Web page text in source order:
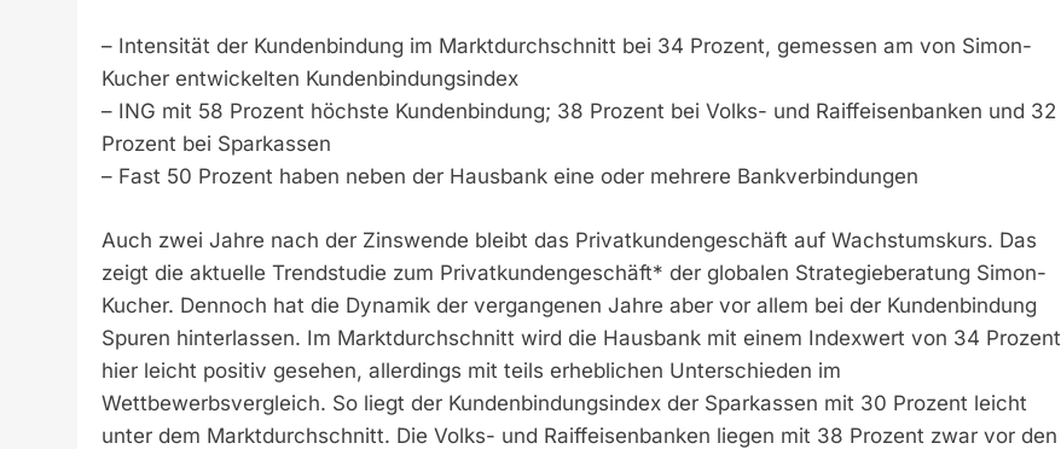
– Intensität der Kundenbindung im Marktdurchschnitt bei 34 Prozent, gemessen am von Simon-
Kucher entwickelten Kundenbindungsindex
– ING mit 58 Prozent höchste Kundenbindung; 38 Prozent bei Volks- und Raiffeisenbanken und 32
Prozent bei Sparkassen
– Fast 50 Prozent haben neben der Hausbank eine oder mehrere Bankverbindungen
Auch zwei Jahre nach der Zinswende bleibt das Privatkundengeschäft auf Wachstumskurs. Das
zeigt die aktuelle Trendstudie zum Privatkundengeschäft* der globalen Strategieberatung Simon-
Kucher. Dennoch hat die Dynamik der vergangenen Jahre aber vor allem bei der Kundenbindung
Spuren hinterlassen. Im Marktdurchschnitt wird die Hausbank mit einem Indexwert von 34 Prozent
hier leicht positiv gesehen, allerdings mit teils erheblichen Unterschieden im
Wettbewerbsvergleich. So liegt der Kundenbindungsindex der Sparkassen mit 30 Prozent leicht
unter dem Marktdurchschnitt. Die Volks- und Raiffeisenbanken liegen mit 38 Prozent zwar vor den